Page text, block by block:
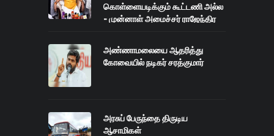
கொள்ளையடிக்கும் கூட்டணி அல்ல
- முன்னாள் அமைச்சர் ராஜேந்திர
அண்ணாமலையை ஆதரித்து
கோவையில் நடிகர் சரத்குமார்
அரசுப் பேருந்தை திருடிய
ஆசாமிகள்